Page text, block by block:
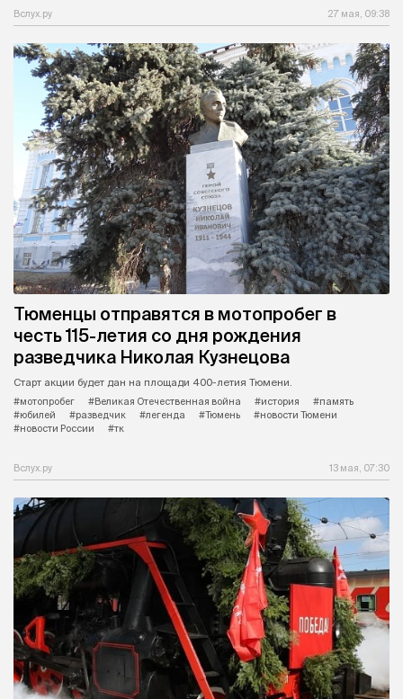
Вслух.ру 27 мая, 09:38
Тюменцы отправятся в мотопробег в
честь 115-летия со дня рождения
разведчика Николая Кузнецова
Старт акции будет дан на площади 400-летия Тюмени.
#мотопробег
#Великая Отечественная война #история
#память
#юбилей
#разведчик #легенда #Тюмень
#новости Тюмени
#новости России
#тк
Вслух.ру 13 мая, 07:30